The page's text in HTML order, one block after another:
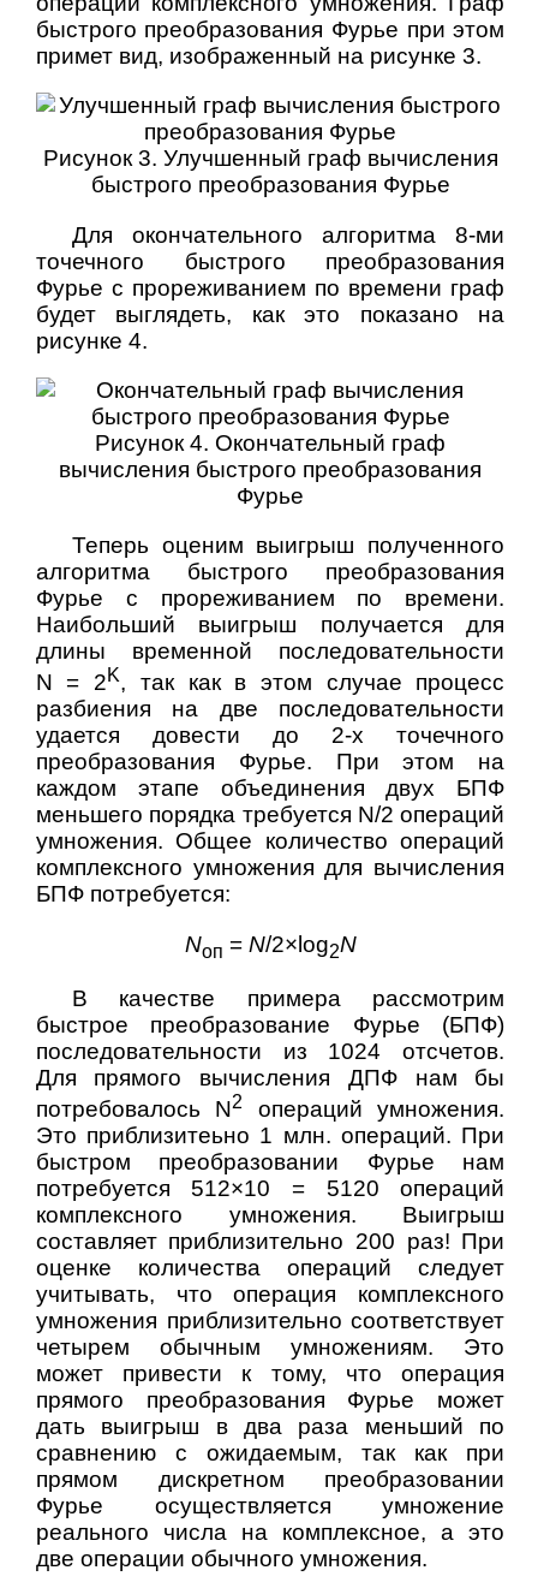
быстрого преобразования Фурье при этом
примет вид, изображенный на рисунке 3.
Рисунок 3. Улучшенный граф вычисления
быстрого преобразования Фурье
Для окончательного алгоритма 8-ми
точечного быстрого преобразования
Фурье с прореживанием по времени граф
будет выглядеть, как это показано на
рисунке 4.
Рисунок 4. Окончательный граф
вычисления быстрого преобразования
Фурье
Теперь оценим выигрыш полученного
алгоритма быстрого преобразования
Фурье с прореживанием по времени.
Наибольший выигрыш получается для
длины временной последовательности
N = 2K, так как в этом случае процесс
разбиения на две последовательности
удается довести до 2-х точечного
преобразования Фурье. При этом на
каждом этапе объединения двух БПФ
меньшего порядка требуется N/2 операций
умножения. Общее количество операций
комплексного умножения для вычисления
БПФ потребуется:
Nоп = N/2×log2N
В качестве примера рассмотрим
быстрое преобразование Фурье (БПФ)
последовательности из 1024 отсчетов.
Для прямого вычисления ДПФ нам бы
потребовалось N2
операций умножения.
Это приблизитеьно 1 млн. операций. При
быстром преобразовании Фурье нам
потребуется 512×10 = 5120 операций
комплексного умножения. Выигрыш
составляет приблизительно 200 раз! При
оценке количества операций следует
учитывать, что операция комплексного
умножения приблизительно соответствует
четырем обычным умножениям. Это
может привести к тому, что операция
прямого преобразования Фурье может
дать выигрыш в два раза меньший по
сравнению с ожидаемым, так как при
прямом дискретном преобразовании
Фурье осуществляется умножение
реального числа на комплексное, а это
две операции обычного умножения.